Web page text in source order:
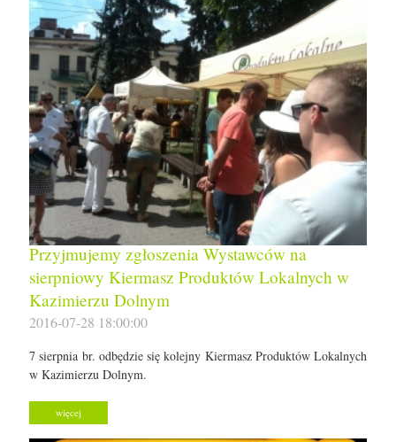
Przyjmujemy zgłoszenia Wystawców na
sierpniowy Kiermasz Produktów Lokalnych w
Kazimierzu Dolnym
2016-07-28 18:00:00
7 sierpnia br. odbędzie się kolejny Kiermasz Produktów Lokalnych
w Kazimierzu Dolnym.
więcej